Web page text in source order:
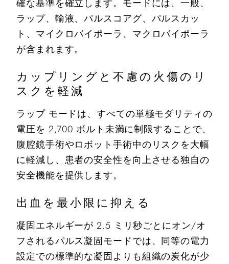
確な基準を確立します。モードには、一般、
ラップ、輸液、パルスコアグ、パルスカッ
ト、マイクロバイポーラ、マクロバイポーラ
が含まれます。
カップリングと不慮の火傷のリ
スクを軽減
ラップ モードは、すべての単極モダリティの
電圧を 2,700 ボルト未満に制限することで、
腹腔鏡手術やロボット手術中のリスクを大幅
に軽減し、患者の安全性を向上させる独自の
安全機能を提供します。
出血を最小限に抑える
凝固エネルギーが 2.5 ミリ秒ごとにオン/オ
フされるパルス凝固モードでは、同等の電力
設定での標準的な凝固よりも組織の炭化が少